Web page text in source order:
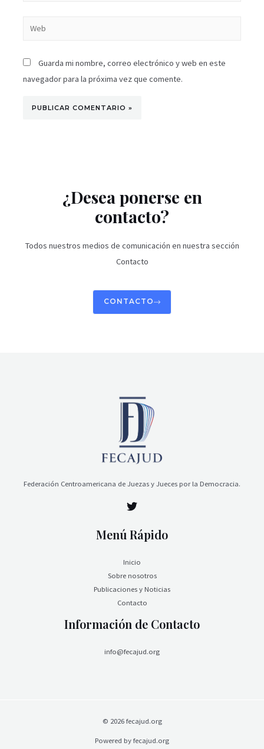
Guarda mi nombre, correo electrónico y web en este
navegador para la próxima vez que comente.
¿Desea ponerse en
contacto?
Todos nuestros medios de comunicación en nuestra sección
Contacto
CONTACTO
Federación Centroamericana de Juezas y Jueces por la Democracia.
Menú Rápido
Inicio
Sobre nosotros
Publicaciones y Noticias
Contacto
Información de Contacto
info@fecajud.org
© 2026 fecajud.org
Powered by fecajud.org